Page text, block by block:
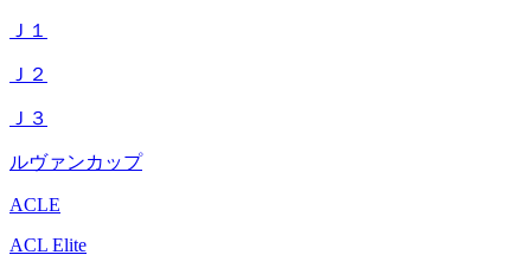
Ｊ１
Ｊ２
Ｊ３
ルヴァンカップ
ACLE
ACL Elite